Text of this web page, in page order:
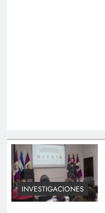
INVESTIGACIONES